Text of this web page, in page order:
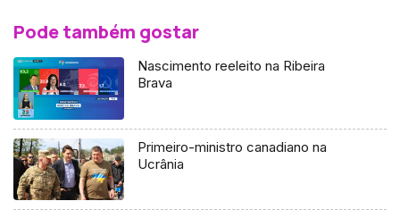
Pode também gostar
Nascimento reeleito na Ribeira
Brava
Primeiro-ministro canadiano na
Ucrânia